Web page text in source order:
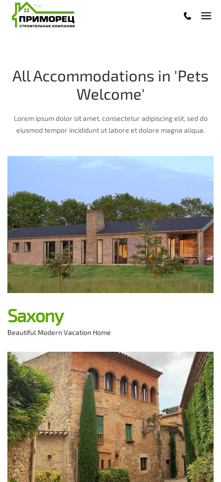
.
All Accommodations in 'Pets
Welcome'
Lorem ipsum dolor sit amet, consectetur adipiscing elit, sed do
eiusmod tempor incididunt ut labore et dolore magna aliqua.
Saxony
Beautiful Modern Vacation Home